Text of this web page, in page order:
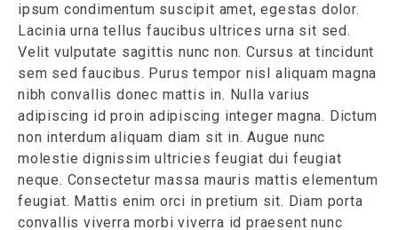
ipsum condimentum suscipit amet, egestas dolor.
Lacinia urna tellus faucibus ultrices urna sit sed.
Velit vulputate sagittis nunc non. Cursus at tincidunt
sem sed faucibus. Purus tempor nisl aliquam magna
nibh convallis donec mattis in. Nulla varius
adipiscing id proin adipiscing integer magna. Dictum
non interdum aliquam diam sit in. Augue nunc
molestie dignissim ultricies feugiat dui feugiat
neque. Consectetur massa mauris mattis elementum
feugiat. Mattis enim orci in pretium sit. Diam porta
convallis viverra morbi viverra id praesent nunc